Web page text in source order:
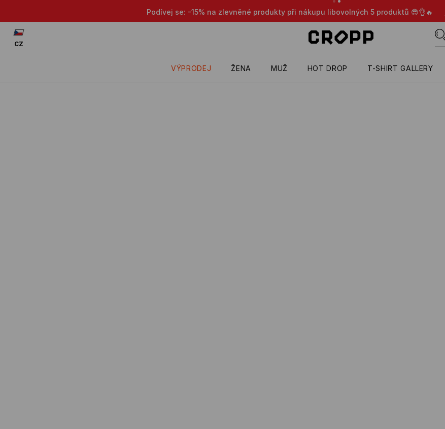
Podívej se: -15% na zlevněné produkty při nákupu libovolných 5 produktů 😎👌🔥
VÝPRODEJ ŽENA MUŽ HOT DROP T-SHIRT GALLERY
CZ